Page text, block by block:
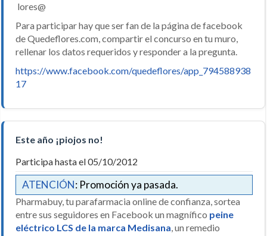
lores@
Para participar hay que ser fan de la página de facebook
de Quedeflores.com, compartir el concurso en tu muro,
rellenar los datos requeridos y responder a la pregunta.
https://www.facebook.com/quedeflores/app_794588938
17
Este año ¡piojos no!
Participa hasta el 05/10/2012
ATENCIÓN: Promoción ya pasada.
Pharmabuy, tu parafarmacia online de confianza, sortea
entre sus seguidores en Facebook un magnífico peine
eléctrico LCS de la marca Medisana, un remedio